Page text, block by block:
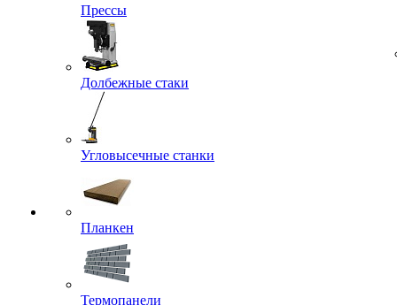
Прессы
Долбежные стаки
Угловысечные станки
Планкен
Термопанели